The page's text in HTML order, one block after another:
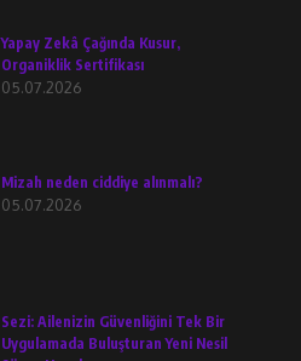
Yapay Zekâ Çağında Kusur,
Organiklik Sertifikası
05.07.2026
Mizah neden ciddiye alınmalı?
05.07.2026
Sezi: Ailenizin Güvenliğini Tek Bir
Uygulamada Buluşturan Yeni Nesil